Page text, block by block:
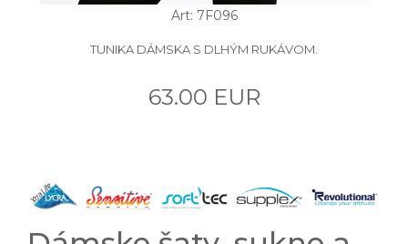
Art: 7F096
TUNIKA DÁMSKA S DLHÝM RUKÁVOM.
63.00 EUR